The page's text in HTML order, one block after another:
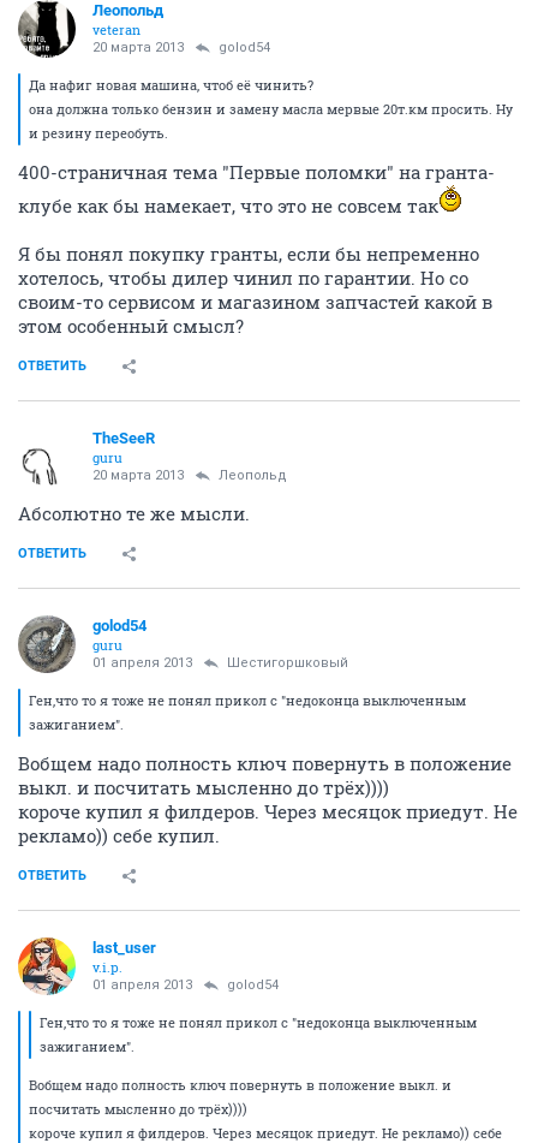
Леопольд
veteran
20 марта 2013 golod54
Да нафиг новая машина, чтоб её чинить?
она должна только бензин и замену масла мервые 20т.км просить. Ну
и резину переобуть.
400-страничная тема "Первые поломки" на гранта-
клубе как бы намекает, что это не совсем так
Я бы понял покупку гранты, если бы непременно
хотелось, чтобы дилер чинил по гарантии. Но со
своим-то сервисом и магазином запчастей какой в
этом особенный смысл?
ОТВЕТИТЬ
TheSeeR
guru
20 марта 2013 Леопольд
Абсолютно те же мысли.
ОТВЕТИТЬ
golod54
guru
01 апреля 2013 Шестигоршковый
Ген,что то я тоже не понял прикол с "недоконца выключенным
зажиганием".
Вобщем надо полность ключ повернуть в положение
выкл. и посчитать мысленно до трёх))))
короче купил я филдеров. Через месяцок приедут. Не
рекламо)) себе купил.
ОТВЕТИТЬ
last_user
v.i.p.
01 апреля 2013 golod54
Ген,что то я тоже не понял прикол с "недоконца выключенным
зажиганием".
Вобщем надо полность ключ повернуть в положение выкл. и
посчитать мысленно до трёх))))
короче купил я филдеров. Через месяцок приедут. Не рекламо)) себе